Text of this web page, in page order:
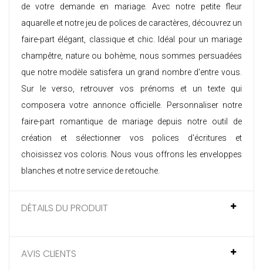
de votre demande en mariage. Avec notre petite fleur
aquarelle et notre jeu de polices de caractères, découvrez un
faire-part élégant, classique et chic. Idéal pour un mariage
champêtre, nature ou bohème, nous sommes persuadées
que notre modèle satisfera un grand nombre d'entre vous.
Sur le verso, retrouver vos prénoms et un texte qui
composera votre annonce officielle. Personnaliser notre
faire-part romantique de mariagedepuis notre outil de
création et sélectionner vos polices d'écritures et
choisissez vos coloris. Nous vous offrons les enveloppes
blanches et notre service de retouche.
DÉTAILS DU PRODUIT
AVIS CLIENTS